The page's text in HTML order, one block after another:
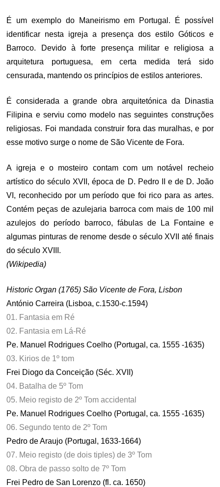
É um exemplo do Maneirismo em Portugal. É possível
identificar nesta igreja a presença dos estilo Góticos e
Barroco. Devido à forte presença militar e religiosa a
arquitetura portuguesa, em certa medida terá sido
censurada, mantendo os princípios de estilos anteriores.
É considerada a grande obra arquitetónica da Dinastia
Filipina e serviu como modelo nas seguintes construções
religiosas. Foi mandada construir fora das muralhas, e por
esse motivo surge o nome de São Vicente de Fora.
A igreja e o mosteiro contam com um notável recheio
artístico do século XVII, época de D. Pedro II e de D. João
VI, reconhecido por um período que foi rico para as artes.
Contém peças de azulejaria barroca com mais de 100 mil
azulejos do período barroco, fábulas de La Fontaine e
algumas pinturas de renome desde o século XVII até finais
do século XVIII.
(Wikipedia)
Historic Organ (1765) São Vicente de Fora, Lisbon
António Carreira (Lisboa, c.1530-c.1594)
01. Fantasia em Ré
02. Fantasia em Lá-Ré
Pe. Manuel Rodrigues Coelho (Portugal, ca. 1555 -1635)
03. Kirios de 1º tom
Frei Diogo da Conceição (Séc. XVII)
04. Batalha de 5º Tom
05. Meio registo de 2º Tom accidental
Pe. Manuel Rodrigues Coelho (Portugal, ca. 1555 -1635)
06. Segundo tento de 2º Tom
Pedro de Araujo (Portugal, 1633-1664)
07. Meio registo (de dois tiples) de 3º Tom
08. Obra de passo solto de 7º Tom
Frei Pedro de San Lorenzo (fl. ca. 1650)